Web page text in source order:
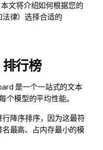
文将介绍如何根据您的
律）选择合适的
行榜
是一个一站式的文本
个模型的平均性能。
降序排序，因为这最符
最高、占内存最小的模